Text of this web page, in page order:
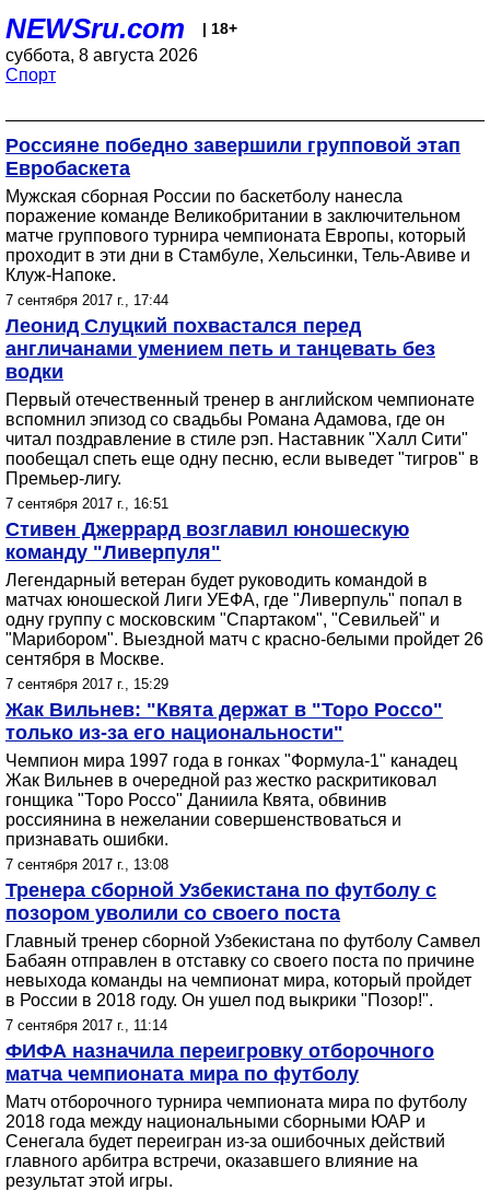
NEWSru.com | 18+
суббота, 8 августа 2026
Спорт
Россияне победно завершили групповой этап
Евробаскета
Мужская сборная России по баскетболу нанесла
поражение команде Великобритании в заключительном
матче группового турнира чемпионата Европы, который
проходит в эти дни в Стамбуле, Хельсинки, Тель-Авиве и
Клуж-Напоке.
7 сентября 2017 г., 17:44
Леонид Слуцкий похвастался перед
англичанами умением петь и танцевать без
водки
Первый отечественный тренер в английском чемпионате
вспомнил эпизод со свадьбы Романа Адамова, где он
читал поздравление в стиле рэп. Наставник "Халл Сити"
пообещал спеть еще одну песню, если выведет "тигров" в
Премьер-лигу.
7 сентября 2017 г., 16:51
Стивен Джеррард возглавил юношескую
команду "Ливерпуля"
Легендарный ветеран будет руководить командой в
матчах юношеской Лиги УЕФА, где "Ливерпуль" попал в
одну группу с московским "Спартаком", "Севильей" и
"Марибором". Выездной матч с красно-белыми пройдет 26
сентября в Москве.
7 сентября 2017 г., 15:29
Жак Вильнев: "Квята держат в "Торо Россо"
только из-за его национальности"
Чемпион мира 1997 года в гонках "Формула-1" канадец
Жак Вильнев в очередной раз жестко раскритиковал
гонщика "Торо Россо" Даниила Квята, обвинив
россиянина в нежелании совершенствоваться и
признавать ошибки.
7 сентября 2017 г., 13:08
Тренера сборной Узбекистана по футболу с
позором уволили со своего поста
Главный тренер сборной Узбекистана по футболу Самвел
Бабаян отправлен в отставку со своего поста по причине
невыхода команды на чемпионат мира, который пройдет
в России в 2018 году. Он ушел под выкрики "Позор!".
7 сентября 2017 г., 11:14
ФИФА назначила переигровку отборочного
матча чемпионата мира по футболу
Матч отборочного турнира чемпионата мира по футболу
2018 года между национальными сборными ЮАР и
Сенегала будет переигран из-за ошибочных действий
главного арбитра встречи, оказавшего влияние на
результат этой игры.